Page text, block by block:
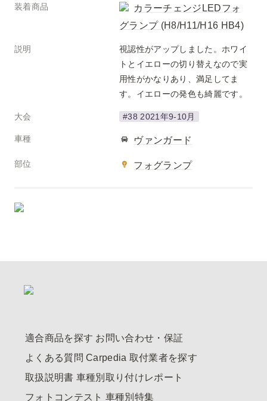
装着商品
カラーチェンジLEDフォ
グランプ (H8/H11/H16 HB4)
説明
視認性がアップしました。ホワイ
トとイエローの切り替えなので実
用性がかなりあり、満足してま
す。イエローの発色も綺麗です。
大会 #38 2021年9-10月
車種 ヴァンガード
部位 フォグランプ
適合商品を探す お問い合わせ・保証
よくある質問 Carpedia 取付業者を探す
取扱説明書 車種別取り付けレポート
フォトコンテスト 車種別特集